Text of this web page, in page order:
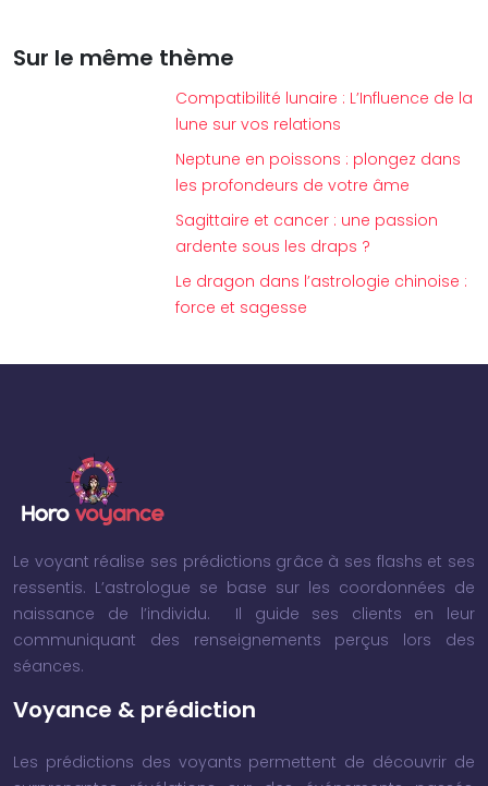
Sur le même thème
Compatibilité lunaire : L’Influence de la
lune sur vos relations
Neptune en poissons : plongez dans
les profondeurs de votre âme
Sagittaire et cancer : une passion
ardente sous les draps ?
Le dragon dans l’astrologie chinoise :
force et sagesse
Le voyant réalise ses prédictions grâce à ses flashs et ses
ressentis. L’astrologue se base sur les coordonnées de
naissance de l’individu. Il guide ses clients en leur
communiquant des renseignements perçus lors des
séances.
Voyance & prédiction
Les prédictions des voyants permettent de découvrir de